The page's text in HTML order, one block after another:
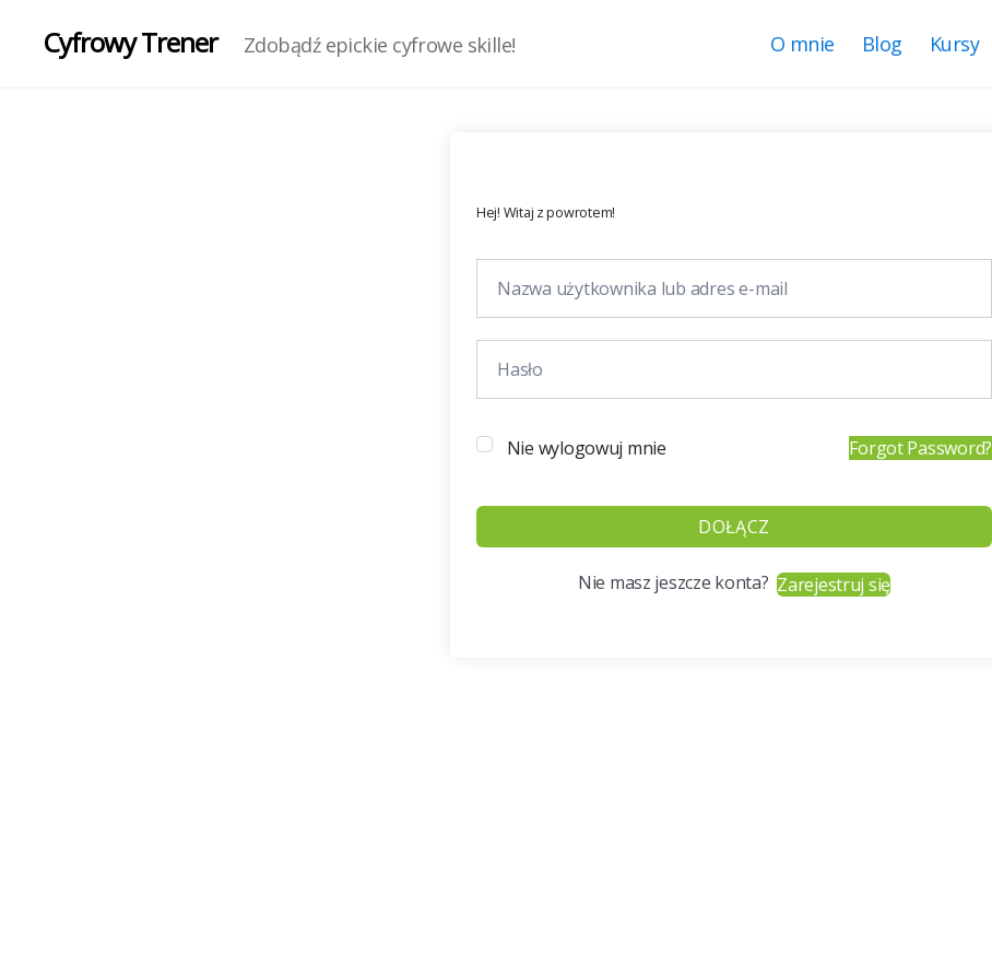
Cyfrowy Trener Zdobądź epickie cyfrowe skille! O mnie Blog Kursy
Hej! Witaj z powrotem!
Nie wylogowuj mnie Forgot Password?
DOŁĄCZ
Nie masz jeszcze konta?Zarejestruj się